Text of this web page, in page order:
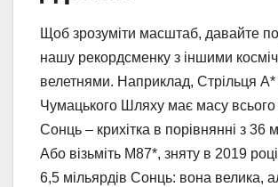
Щоб зрозуміти масштаб, давайте
нашу рекордсменку з іншими
велетнями. Наприклад, Стрільця A*
Чумацького Шляху має масу всього
Сонць – крихітка в порівнянні з 36
Або візьміть M87*, зняту в 2019
6,5 мільярдів Сонць: вона велика,